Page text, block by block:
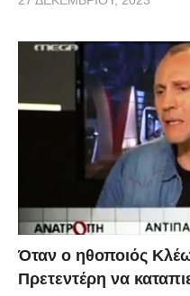
Όταν ο ηθοποιός
Πρετεντέρη να